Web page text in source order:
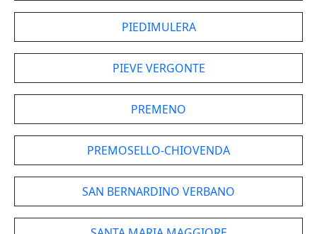
PIEDIMULERA
PIEVE VERGONTE
PREMENO
PREMOSELLO-CHIOVENDA
SAN BERNARDINO VERBANO